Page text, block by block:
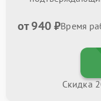
от 940 ₽Время
Скидка